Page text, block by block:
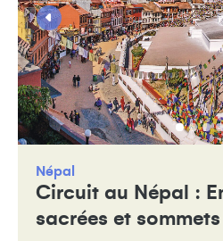
Népal
Circuit au Népal :
sacrées et